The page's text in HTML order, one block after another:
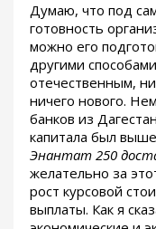
Думаю, что под
готовность
можно его
другими
отечественным,
ничего нового.
банков из
капитала был
Энантат 250
желательно за
рост курсовой
выплаты. Как я